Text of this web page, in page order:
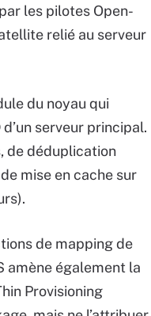
les pilotes Open-
relié au serveur
du noyau qui
serveur principal.
de déduplication
mise en cache sur
de mapping de
amène également la
Provisioning